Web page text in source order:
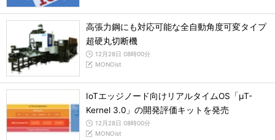
高張力鋼にも対応可能な全自動角度可変タイプ
超硬丸切断機
12月28日 08時00分
MONOist
IoTエッジノード向けリアルタイムOS「μT-
Kernel 3.0」の開発評価キットを発売
12月28日 08時00分
MONOist